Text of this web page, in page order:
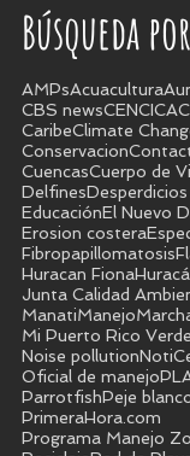
Búsqueda
AMPsAcuacultura
CBS newsCENCICA
CaribeClimate
Conservacion
CuencasCuerpo de
Delfines
EducaciónEl Nuevo
Erosion costera
Fibropapillomatosis
Huracan Fiona
Junta Calidad
ManatiManejo
Mi Puerto Rico Verde
Noise pollution
Oficial de manejo
ParrotfishPeje
PrimeraHora.com
Programa Manejo